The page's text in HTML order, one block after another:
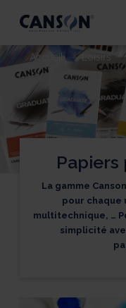
La gamme Canson
pour chaque
multitechnique, …
simplicité
Accueil Loisirs